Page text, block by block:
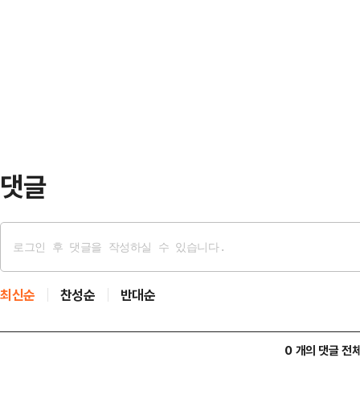
댓글
최신순 찬성순 반대순
0 개의 댓글 전